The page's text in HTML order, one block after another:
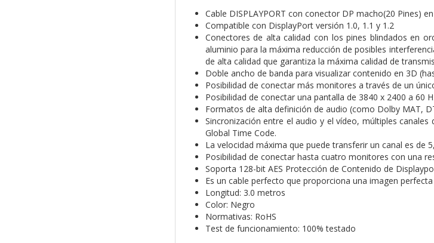
Cable DISPLAYPORT con conector DP macho(20 Pines)
Compatible con DisplayPort versión 1.0, 1.1 y 1.2
Conectores de alta calidad con los pines blindados en
aluminio para la máxima reducción de posibles
de alta calidad que garantiza la máxima calidad de
Doble ancho de banda para visualizar contenido en 3D
Posibilidad de conectar más monitores a través de un
Posibilidad de conectar una pantalla de 3840 x 2400 a 60
Formatos de alta definición de audio (como Dolby MAT,
Sincronización entre el audio y el vídeo, múltiples
Global Time Code.
La velocidad máxima que puede transferir un canal es de
Posibilidad de conectar hasta cuatro monitores con una
Soporta 128-bit AES Protección de Contenido de
Es un cable perfecto que proporciona una imagen perfecta
Longitud: 3.0 metros
Color: Negro
Normativas: RoHS
Test de funcionamiento: 100% testado